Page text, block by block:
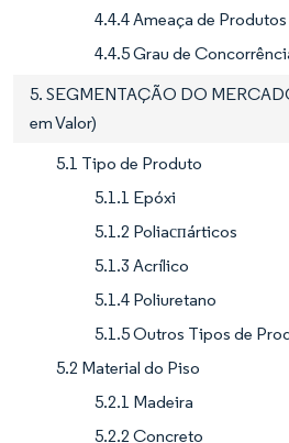
4.4.4 Ameaça de
4.4.5 Grau de
5. SEGMENTAÇÃO DO
em Valor)
5.1 Tipo de Produto
5.1.1 Epóxi
5.1.2 Poliaспárticos
5.1.3 Acrílico
5.1.4 Poliuretano
5.1.5 Outros Tipos de
5.2 Material do Piso
5.2.1 Madeira
5.2.2 Concreto